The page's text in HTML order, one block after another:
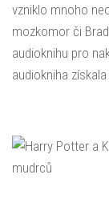
vzniklo mnoho
mozkomor či
audioknihu pro
audiokniha